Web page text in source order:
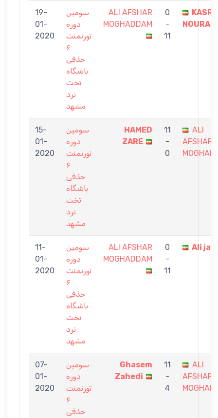
19-
01-
2020
سومین
دوره
تورنمنت
۶
حذفی
باشگاه
تخت
نرد
مشهد
ALI AFSHAR
MOGHADDAM
0
-
11
KASRA
15-
01-
2020
سومین
دوره
تورنمنت
۶
حذفی
باشگاه
تخت
نرد
مشهد
HAMED
ZARE
11
-
0
ALI
AFSHAR
11-
01-
2020
سومین
دوره
تورنمنت
۶
حذفی
باشگاه
تخت
نرد
مشهد
ALI AFSHAR
MOGHADDAM
0
-
11
Ali
07-
01-
2020
سومین
دوره
تورنمنت
۶
حذفی
Ghasem
Zahedi
11
-
4
ALI
AFSHAR